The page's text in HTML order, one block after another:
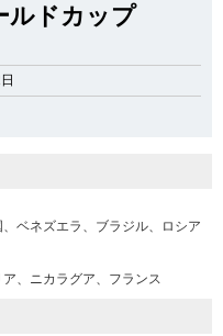
ルドカップ
ベネズエラ、ブラジル、ロシア
、ニカラグア、フランス